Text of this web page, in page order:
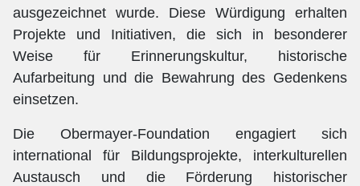
ausgezeichnet wurde. Diese Würdigung erhalten
Projekte und Initiativen, die sich in besonderer
Weise für Erinnerungskultur, historische
Aufarbeitung und die Bewahrung des Gedenkens
einsetzen.
Die Obermayer-Foundation engagiert sich
international für Bildungsprojekte, interkulturellen
Austausch und die Förderung historischer